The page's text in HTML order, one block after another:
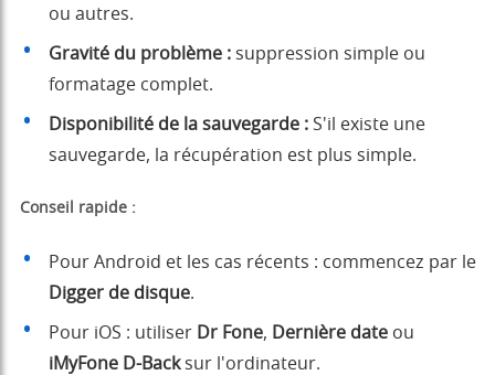
ou autres.
Gravité du problème : suppression simple ou
formatage complet.
Disponibilité de la sauvegarde : S'il existe une
sauvegarde, la récupération est plus simple.
Conseil rapide :
Pour Android et les cas récents : commencez par le
Digger de disque.
Pour iOS : utiliser Dr Fone, Dernière date ou
iMyFone D-Backsur l'ordinateur.